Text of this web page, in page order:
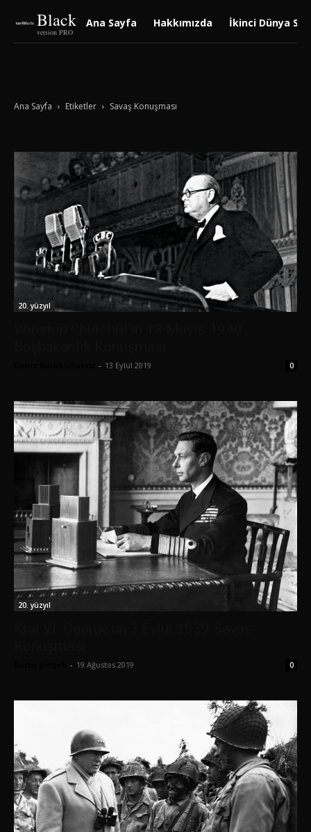
Black
version PRO
Ana Sayfa Hakkımızda İkinci Dünya
Ana Sayfa Etiketler Savaş Konuşması
20. yüzyıl
- 13 Eylül 2019 0
20. yüzyıl
- 19 Ağustos 2019 0